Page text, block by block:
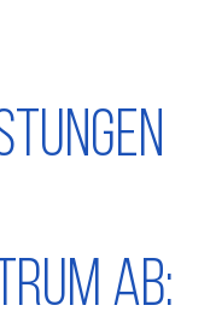
ab: